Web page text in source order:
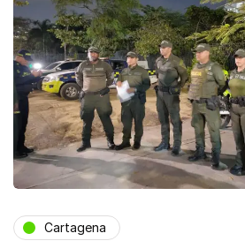
Cartagena